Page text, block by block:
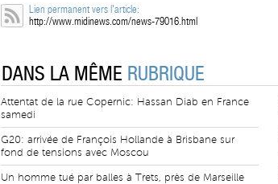
Lien permanent vers l'article:
http://www.midinews.com/news-79016.html
DANS LA MÊME RUBRIQUE
Attentat de la rue Copernic: Hassan Diab en France
samedi
G20: arrivée de François Hollande à Brisbane sur
fond de tensions avec Moscou
Un homme tué par balles à Trets, près de Marseille